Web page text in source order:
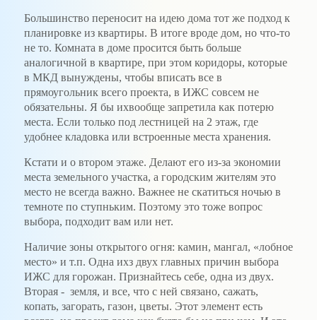
Большинство переносит на идею дома тот же подход к
планировке из квартиры. В итоге вроде дом, но что-то
не то. Комната в доме просится быть больше
аналогичной в квартире, при этом коридоры, которые
в МКД вынуждены, чтобы вписать все в
прямоугольник всего проекта, в ИЖС совсем не
обязательны. Я бы ихвообще запретила как потерю
места. Если только под лестницей на 2 этаж, где
удобнее кладовка или встроенные места хранения.
Кстати и о втором этаже. Делают его из-за экономии
места земельного участка, а городским жителям это
место не всегда важно. Важнее не скатиться ночью в
темноте по ступньким. Поэтому это тоже вопрос
выбора, подходит вам или нет.
Наличие зоны открытого огня: камин, мангал, «лобное
место» и т.п. Одна ихз двух главных причин выбора
ИЖС для горожан. Признайтесь себе, одна из двух.
Вторая - земля, и все, что с ней связано, сажать,
копать, загорать, газон, цветы. Этот элемент есть